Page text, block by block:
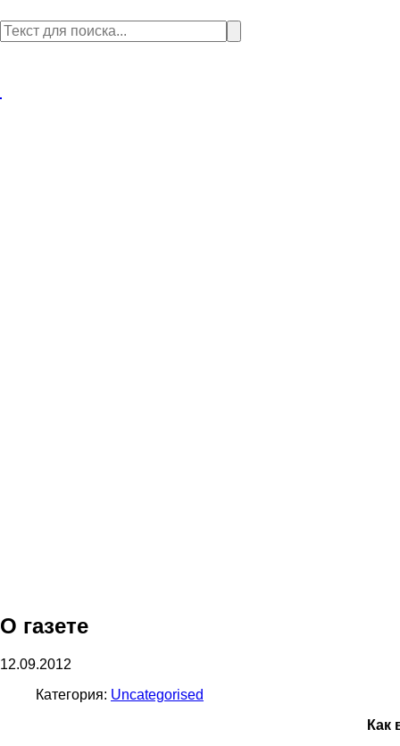
О газете
12.09.2012
Категория: Uncategorised
Как